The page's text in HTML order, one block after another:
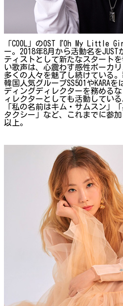
「COOL」のOST『Oh My Little
ー。2018年8月から活動名をJUST
ティストとして新たなスタート
い歌声は、心震わす感性ボーカ
多くの人々を魅了し続けている
韓国人気グループSS501やKARA
ディングディレクターを務める
ィレクターとしても活動してい
「私の名前はキム・サムスン」
タクシー」など、これまでに参加
以上。